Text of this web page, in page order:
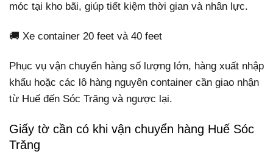
móc tại kho bãi, giúp tiết kiệm thời gian và nhân lực.
🚚 Xe container 20 feet và 40 feet
Phục vụ vận chuyển hàng số lượng lớn, hàng xuất nhập
khẩu hoặc các lô hàng nguyên container cần giao nhận
từ Huế đến Sóc Trăng và ngược lại.
Giấy tờ cần có khi vận chuyển hàng Huế Sóc
Trăng